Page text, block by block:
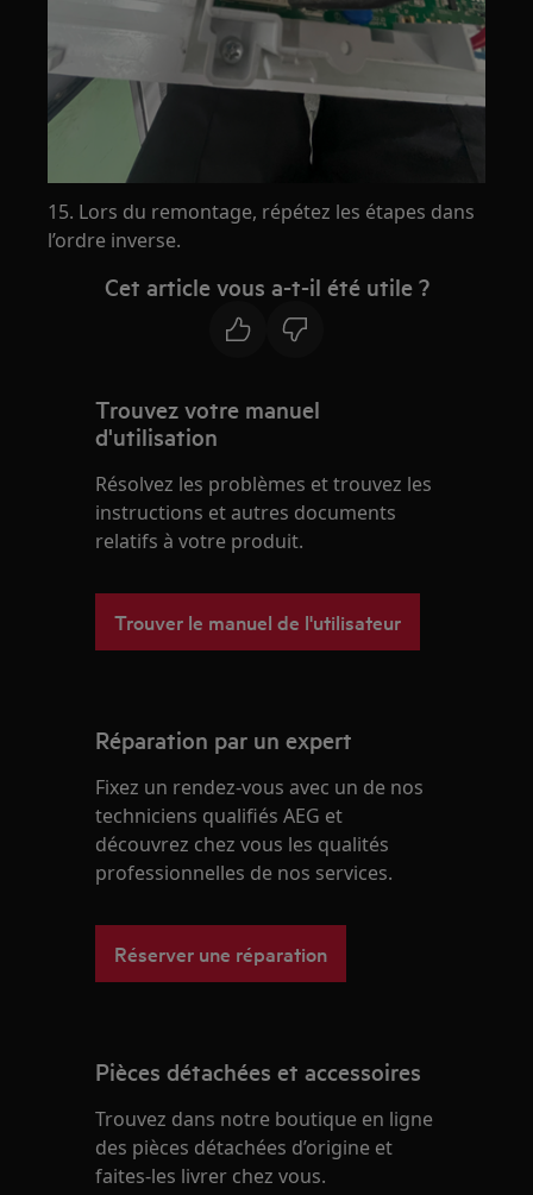
15. Lors du remontage, répétez les étapes dans
l’ordre inverse.
Cet article vous a-t-il été utile ?
Trouvez votre manuel
d'utilisation
Résolvez les problèmes et trouvez les
instructions et autres documents
relatifs à votre produit.
Trouver le manuel de l'utilisateur
Réparation par un expert
Fixez un rendez-vous avec un de nos
techniciens qualifiés AEG et
découvrez chez vous les qualités
professionnelles de nos services.
Réserver une réparation
Pièces détachées et accessoires
Trouvez dans notre boutique en ligne
des pièces détachées d’origine et
faites-les livrer chez vous.